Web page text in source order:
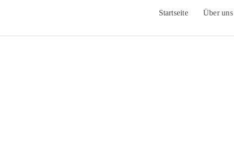
Startseite Über uns